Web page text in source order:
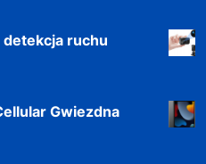
ruchu
Gwiezdna